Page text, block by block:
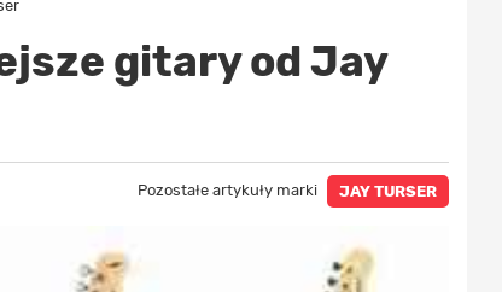
gitary od Jay
Pozostałe artykuły marki JAY TURSER